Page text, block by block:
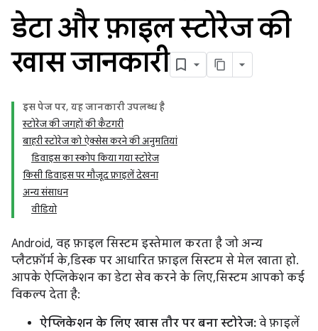
डेटा और फ़ाइल स्टोरेज की
खास जानकारी
इस पेज पर, यह जानकारी उपलब्ध है
स्टोरेज की जगहों की कैटगरी
बाहरी स्टोरेज को ऐक्सेस करने की अनुमतियां
डिवाइस का स्कोप किया गया स्टोरेज
किसी डिवाइस पर मौजूद फ़ाइलें देखना
अन्य संसाधन
वीडियो
Android, वह फ़ाइल सिस्टम इस्तेमाल करता है जो अन्य
प्लैटफ़ॉर्म के, डिस्क पर आधारित फ़ाइल सिस्टम से मेल खाता हो.
आपके ऐप्लिकेशन का डेटा सेव करने के लिए, सिस्टम आपको कई
विकल्प देता है:
ऐप्लिकेशन के लिए खास तौर पर बना स्टोरेज: वे फ़ाइलें